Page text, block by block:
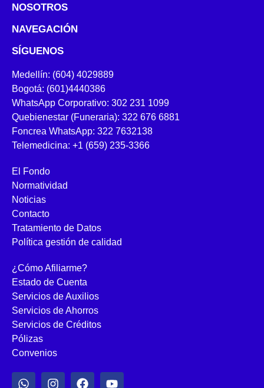
NOSOTROS
NAVEGACIÓN
SÍGUENOS
Medellín: (604) 4029889
Bogotá: (601)4440386
WhatsApp Corporativo: 302 231 1099
Quebienestar (Funeraria): 322 676 6881
Foncrea WhatsApp: 322 7632138
Telemedicina: +1 (659) 235-3366
El Fondo
Normatividad
Noticias
Contacto
Tratamiento de Datos
Política gestión de calidad
¿Cómo Afiliarme?
Estado de Cuenta
Servicios de Auxilios
Servicios de Ahorros
Servicios de Créditos
Pólizas
Convenios